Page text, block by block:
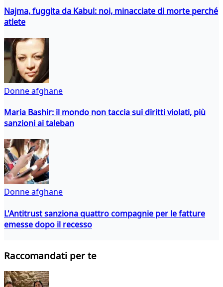
Najma, fuggita da Kabul: noi, minacciate di morte perché
atlete
Donne afghane
Maria Bashir: il mondo non taccia sui diritti violati, più
sanzioni ai taleban
Donne afghane
L'Antitrust sanziona quattro compagnie per le fatture
emesse dopo il recesso
Raccomandati per te